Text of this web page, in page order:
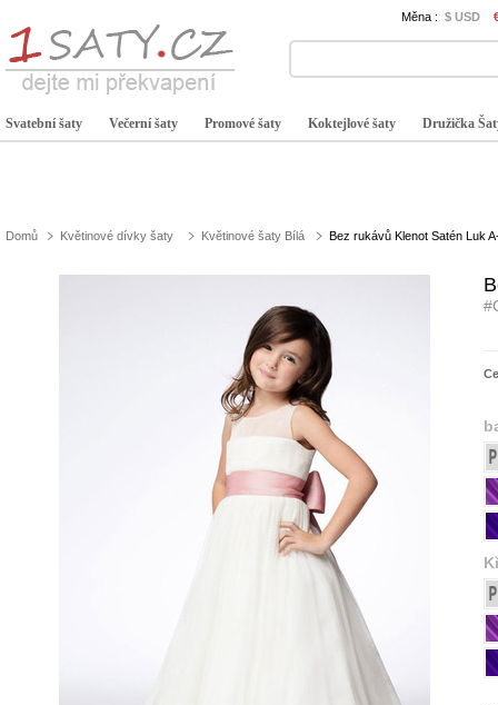
Měna : $ USD
Svatební šaty Večerní šaty Promové šaty Koktejlové šaty Družička
Domů Květinové dívky šaty Květinové šaty Bílá Bez rukávů Klenot Satén Luk